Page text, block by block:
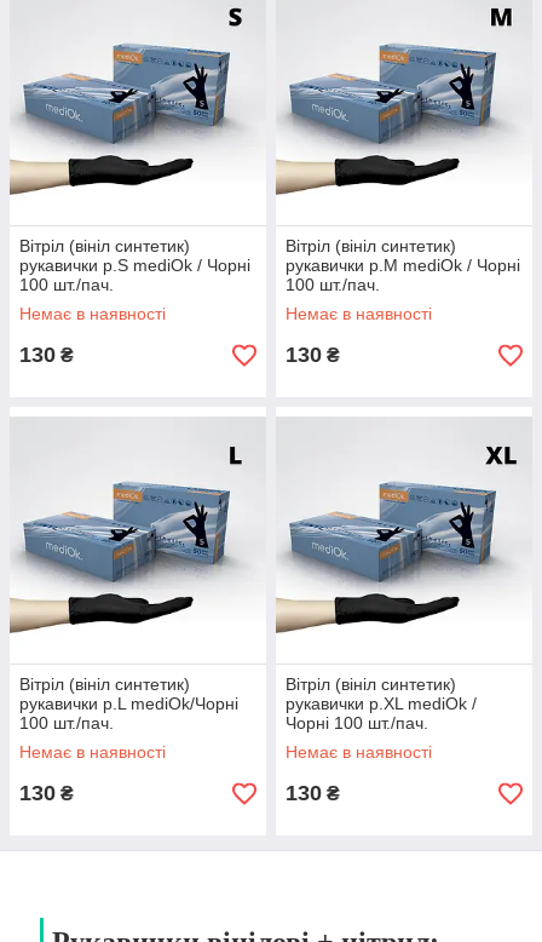
Вітріл (вініл синтетик)
рукавички р.S mediOk / Чорні
100 шт./пач.
Немає в наявності
130 ₴
Вітріл (вініл синтетик)
рукавички р.М mediOk / Чорні
100 шт./пач.
Немає в наявності
130 ₴
Вітріл (вініл синтетик)
рукавички р.L mediOk/Чорні
100 шт./пач.
Немає в наявності
130 ₴
Вітріл (вініл синтетик)
рукавички р.XL mediOk /
Чорні 100 шт./пач.
Немає в наявності
130 ₴